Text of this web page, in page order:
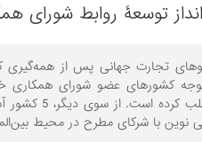
توسعۀ روابط شورای
تجارت جهانی پس از
کشورهای عضو شورای همکاری
مرکزی
نوین با شرکای مطرح در محیط